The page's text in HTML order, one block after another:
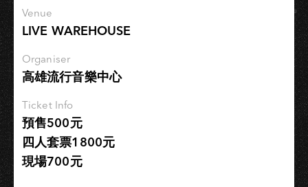
討
搖
滾
專
輯
發
行
Venue
LIVE WAREHOUSE
Organiser
高雄流行音樂中心
Ticket Info
預售500元
四人套票1800元
現場700元